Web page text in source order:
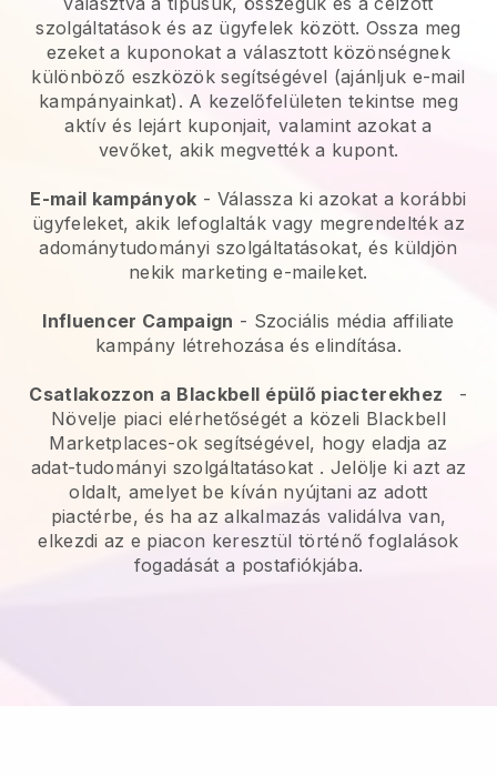
szolgáltatások és az ügyfelek között. Ossza meg
ezeket a kuponokat a választott közönségnek
különböző eszközök segítségével (ajánljuk e-mail
kampányainkat). A kezelőfelületen tekintse meg
aktív és lejárt kuponjait, valamint azokat a
vevőket, akik megvették a kupont.
E-mail kampányok - Válassza ki azokat a korábbi
ügyfeleket, akik lefoglalták vagy megrendelték az
adománytudományi szolgáltatásokat, és küldjön
nekik marketing e-maileket.
Influencer Campaign - Szociális média affiliate
kampány létrehozása és elindítása.
Csatlakozzon a Blackbell épülő piacterekhez
-
Növelje piaci elérhetőségét a közeli Blackbell
Marketplaces-ok segítségével, hogy eladja az
adat-tudományi szolgáltatásokat . Jelölje ki azt az
oldalt, amelyet be kíván nyújtani az adott
piactérbe, és ha az alkalmazás validálva van,
elkezdi az e piacon keresztül történő foglalások
fogadását a postafiókjába.